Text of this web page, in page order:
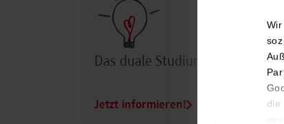
die
Das duale Studium im Überblick
Jetzt informieren!